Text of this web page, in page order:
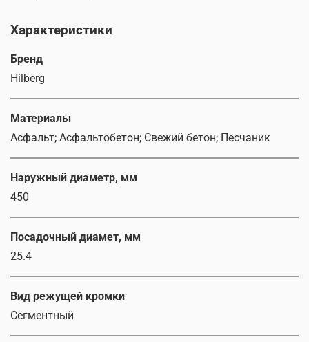
Характеристики
Бренд
Hilberg
Материалы
Асфальт; Асфальтобетон; Свежий бетон; Песчаник
Наружный диаметр, мм
450
Посадочный диамет, мм
25.4
Вид режущей кромки
Сегментный